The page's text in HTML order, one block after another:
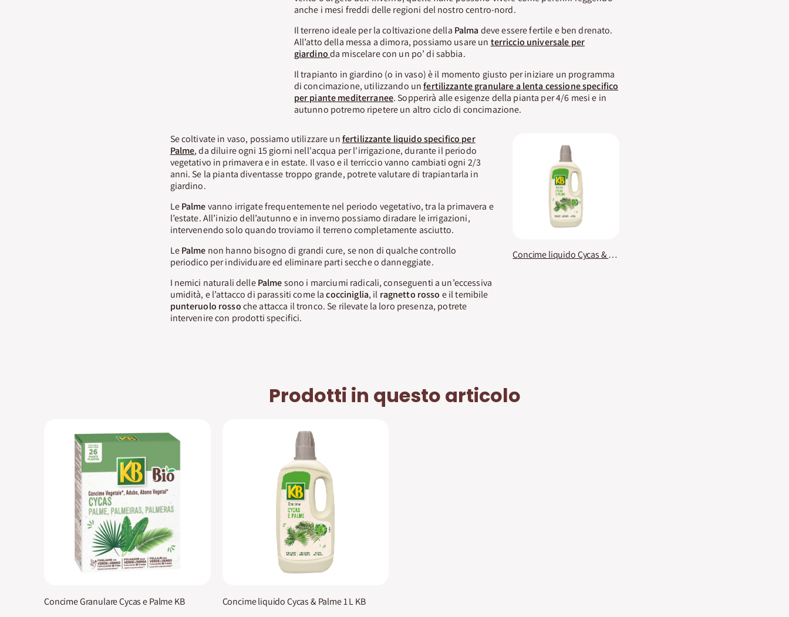
anche i mesi freddi delle regioni del nostro centro-nord.
Il terreno ideale per la coltivazione della Palma deve essere fertile e ben drenato.
All’atto della messa a dimora, possiamo usare un terriccio universale per
giardinoda miscelare con un po’ di sabbia.
Il trapianto in giardino (o in vaso) è il momento giusto per iniziare un programma
di concimazione, utilizzando unfertilizzante granulare a lenta cessione specifico
per piante mediterranee. Sopperirà alle esigenze della pianta per 4/6 mesi e in
autunno potremo ripetere un altro ciclo di concimazione.
Se coltivate in vaso, possiamo utilizzare unfertilizzante liquido specifico per
Palme, da diluire ogni 15 giorni nell'acqua per l'irrigazione, durante il periodo
vegetativo in primavera e in estate. Il vaso e il terriccio vanno cambiati ogni 2/3
anni. Se la pianta diventasse troppo grande, potrete valutare di trapiantarla in
giardino.
LePalmevanno irrigate frequentemente nel periodo vegetativo, tra la primavera e
l’estate. All’inizio dell’autunno e in inverno possiamo diradare le irrigazioni,
intervenendo solo quando troviamo il terreno completamente asciutto.
LePalme non hanno bisogno di grandi cure, se non di qualche controllo
periodico per individuare ed eliminare parti secche o danneggiate.
I nemici naturali dellePalmesono i marciumi radicali, conseguenti a un’eccessiva
umidità, e l’attacco di parassiti come lacocciniglia, il ragnetto rosso e il temibile
punteruolo rossoche attacca il tronco. Se rilevate la loro presenza, potrete
intervenire con prodotti specifici.
Concime liquido Cycas & Palme 1 L KB
Prodotti in questo articolo
Concime Granulare Cycas e Palme KB Concime liquido Cycas & Palme 1 L KB